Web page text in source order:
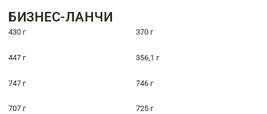
БИЗНЕС-ЛАНЧИ
430 г 370 г
447 г 356,1 г
747 г 746 г
707 г 725 г